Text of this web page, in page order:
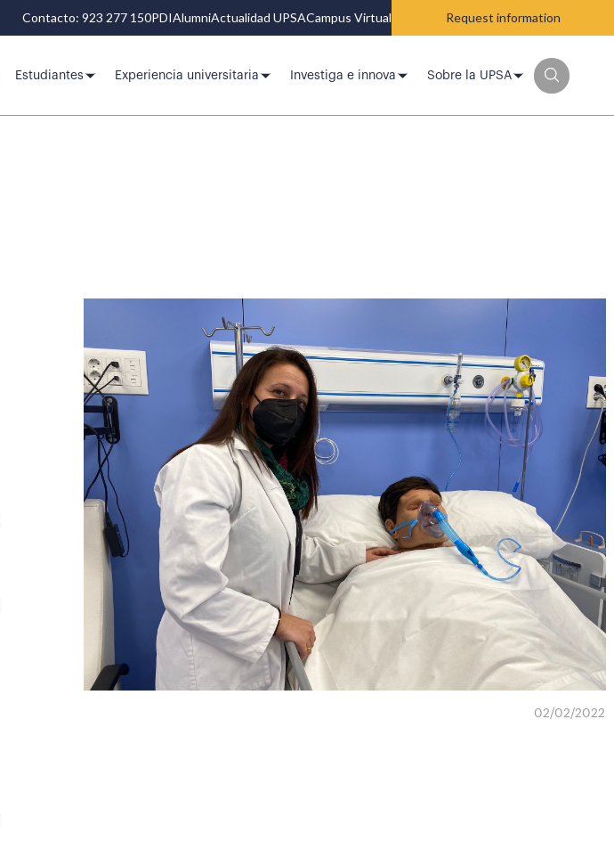
Contacto: 923 277 150PDIAlumniActualidad UPSACampus Virtual Request information
Estudiantes Experiencia universitaria Investiga e innova Sobre la UPSA
02/02/2022